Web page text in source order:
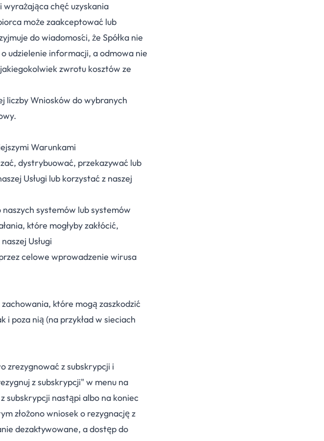
wyrażająca chęć uzyskania
może zaakceptować lub
do wiadomości, że Spółka nie
udzielenie informacji, a odmowa nie
zwrotu kosztów ze
liczby Wniosków do wybranych
Warunkami
dystrybuować, przekazywać lub
Usługi lub korzystać z naszej
systemów lub systemów
które mogłyby zakłócić,
Usługi
celowe wprowadzenie wirusa
które mogą zaszkodzić
i poza nią (na przykład w sieciach
zrezygnować z subskrypcji i
z subskrypcji" w menu na
subskrypcji nastąpi albo na koniec
złożono wniosek o rezygnację z
dezaktywowane, a dostęp do